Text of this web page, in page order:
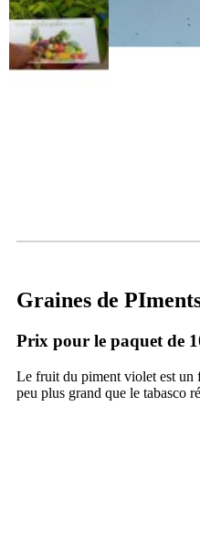
Graines de
Prix pour le paquet de
Le fruit du piment violet est un
peu plus grand que le tabasco